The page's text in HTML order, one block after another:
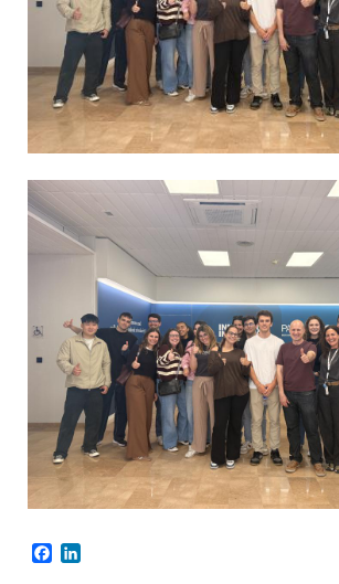
Facebook